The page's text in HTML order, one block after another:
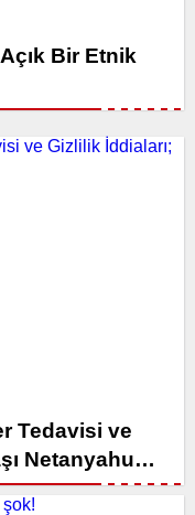
Bir Etnik
Tedavisi ve